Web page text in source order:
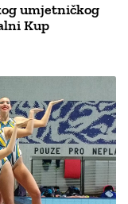
umjetničkog
Kup